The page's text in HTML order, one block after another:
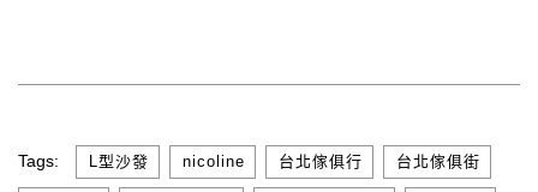
Tags: L型沙發 nicoline 台北傢俱行 台北傢俱街